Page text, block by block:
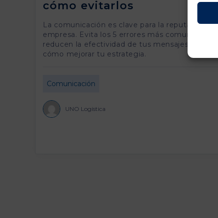
cómo evitarlos
La comunicación es clave para la reputación
empresa. Evita los 5 errores más comunes que
reducen la efectividad de tus mensajes y
cómo mejorar tu estrategia.
Comunicación
UNO Logística